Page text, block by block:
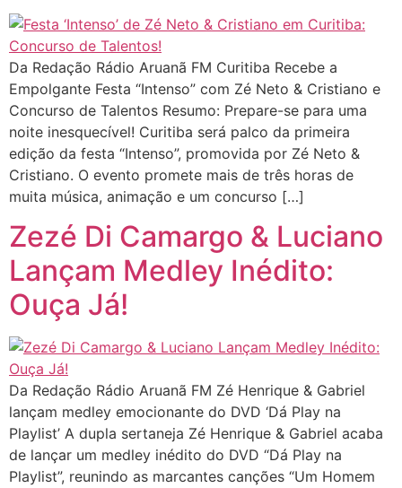
Da Redação Rádio Aruanã FM Curitiba Recebe a
Empolgante Festa “Intenso” com Zé Neto & Cristiano e
Concurso de Talentos Resumo: Prepare-se para uma
noite inesquecível! Curitiba será palco da primeira
edição da festa “Intenso”, promovida por Zé Neto &
Cristiano. O evento promete mais de três horas de
muita música, animação e um concurso […]
Zezé Di Camargo & Luciano
Lançam Medley Inédito:
Ouça Já!
Da Redação Rádio Aruanã FM Zé Henrique & Gabriel
lançam medley emocionante do DVD ‘Dá Play na
Playlist’ A dupla sertaneja Zé Henrique & Gabriel acaba
de lançar um medley inédito do DVD “Dá Play na
Playlist”, reunindo as marcantes canções “Um Homem